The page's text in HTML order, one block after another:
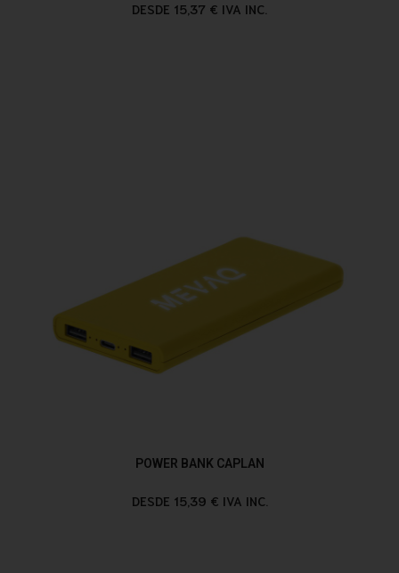
DESDE 15,37 € IVA INC.
POWER BANK CAPLAN
DESDE 15,39 € IVA INC.